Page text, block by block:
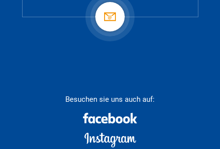
Besuchen sie uns auch auf: